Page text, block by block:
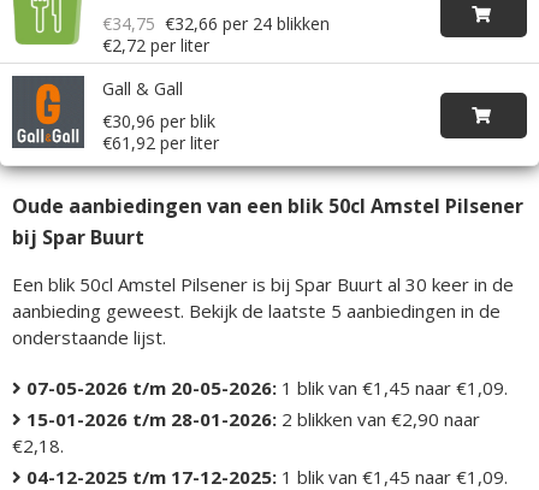
€34,75 €32,66 per 24 blikken
€2,72 per liter
Gall & Gall
€30,96 per blik
€61,92 per liter
Oude aanbiedingen van een blik 50cl Amstel Pilsener
bij Spar Buurt
Een blik 50cl Amstel Pilsener is bij Spar Buurt al 30 keer in de
aanbieding geweest. Bekijk de laatste 5 aanbiedingen in de
onderstaande lijst.
07-05-2026 t/m 20-05-2026: 1 blik van €1,45 naar €1,09.
15-01-2026 t/m 28-01-2026: 2 blikken van €2,90 naar
€2,18.
04-12-2025 t/m 17-12-2025: 1 blik van €1,45 naar €1,09.